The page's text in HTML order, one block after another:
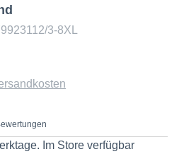
3-8XL
von 5 von 5 Sternen
Im Store verfügbar